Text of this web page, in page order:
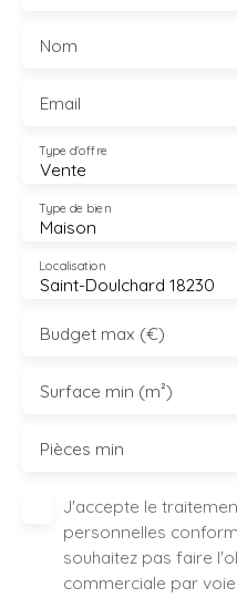
Nom
Email
Vente
Type d'offre
Maison
Type de bien
Saint-Doulchard 18230
Localisation
Budget max (€)
Surface min (m²)
Pièces min
J'accepte le
personnelles
souhaitez pas faire
commerciale par